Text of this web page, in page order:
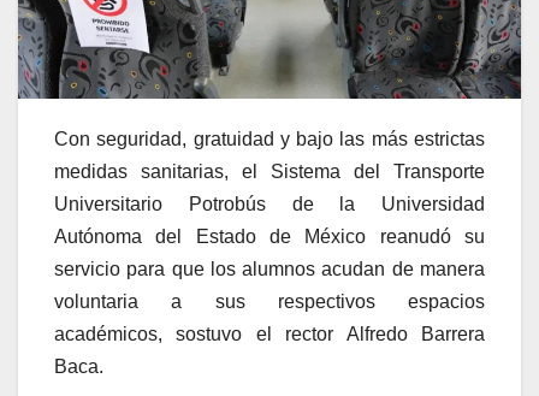
Con seguridad, gratuidad y bajo las más estrictas
medidas sanitarias, el Sistema del Transporte
Universitario Potrobús de la Universidad
Autónoma del Estado de México reanudó su
servicio para que los alumnos acudan de manera
voluntaria a sus respectivos espacios
académicos, sostuvo el rector Alfredo Barrera
Baca.